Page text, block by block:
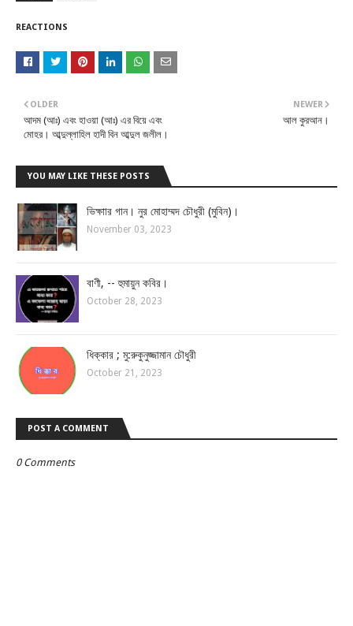
REACTIONS
NEWER
আল কুরআন।
OLDER
আদম (আঃ) এবং হাওয়া (আঃ) এর ​বিয়ে এবং
মোহর​। আব্দুল্লাহিল হাদী বিন আব্দুল জলীল।
YOU MAY LIKE THESE POSTS
ভিক্ষাার গান। নুর মোহাম্মদ চৌধুরী (মুবিন)।
November 03, 2023
বাণী, -- হুমায়ুন কবির।
October 28, 2023
ধিক্কার ; মু:রুকুনুজ্জামান চৌধুরী
October 21, 2023
POST A COMMENT
0 Comments